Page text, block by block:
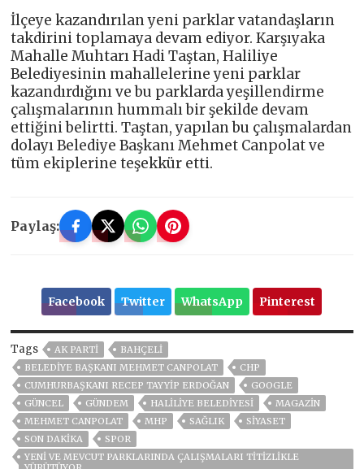
İlçeye kazandırılan yeni parklar vatandaşların
takdirini toplamaya devam ediyor. Karşıyaka
Mahalle Muhtarı Hadi Taştan, Haliliye
Belediyesinin mahallelerine yeni parklar
kazandırdığını ve bu parklarda yeşillendirme
çalışmalarının hummalı bir şekilde devam
ettiğini belirtti. Taştan, yapılan bu çalışmalardan
dolayı Belediye Başkanı Mehmet Canpolat ve
tüm ekiplerine teşekkür etti.
Paylaş:
Facebook Twitter WhatsApp Pinterest
Tags AK PARTİ
BAHÇELİ
BELEDIYE BAŞKANI MEHMET CANPOLAT
CHP
CUMHURBAŞKANI RECEP TAYYIP ERDOĞAN
GOOGLE
GÜNCEL
GÜNDEM HALİLİYE BELEDİYESİ
MAGAZİN
MEHMET CANPOLAT
MHP SAĞLIK
SİYASET
SON DAKIKA
SPOR
YENI VE MEVCUT PARKLARINDA ÇALIŞMALARI TITIZLIKLE